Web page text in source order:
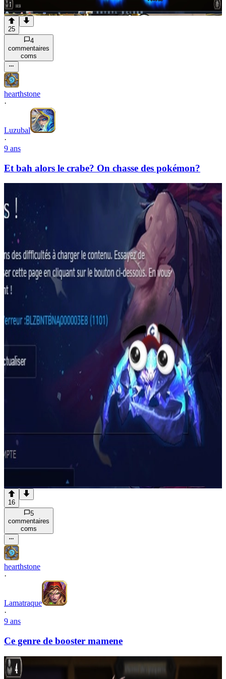
25
4
commentaires
coms
hearthstone
·
Luzubal
·
9 ans
Et bah alors le crabe? On chasse des pokémon?
16
5
commentaires
coms
hearthstone
·
Lamatraque
·
9 ans
Ce genre de booster mamene